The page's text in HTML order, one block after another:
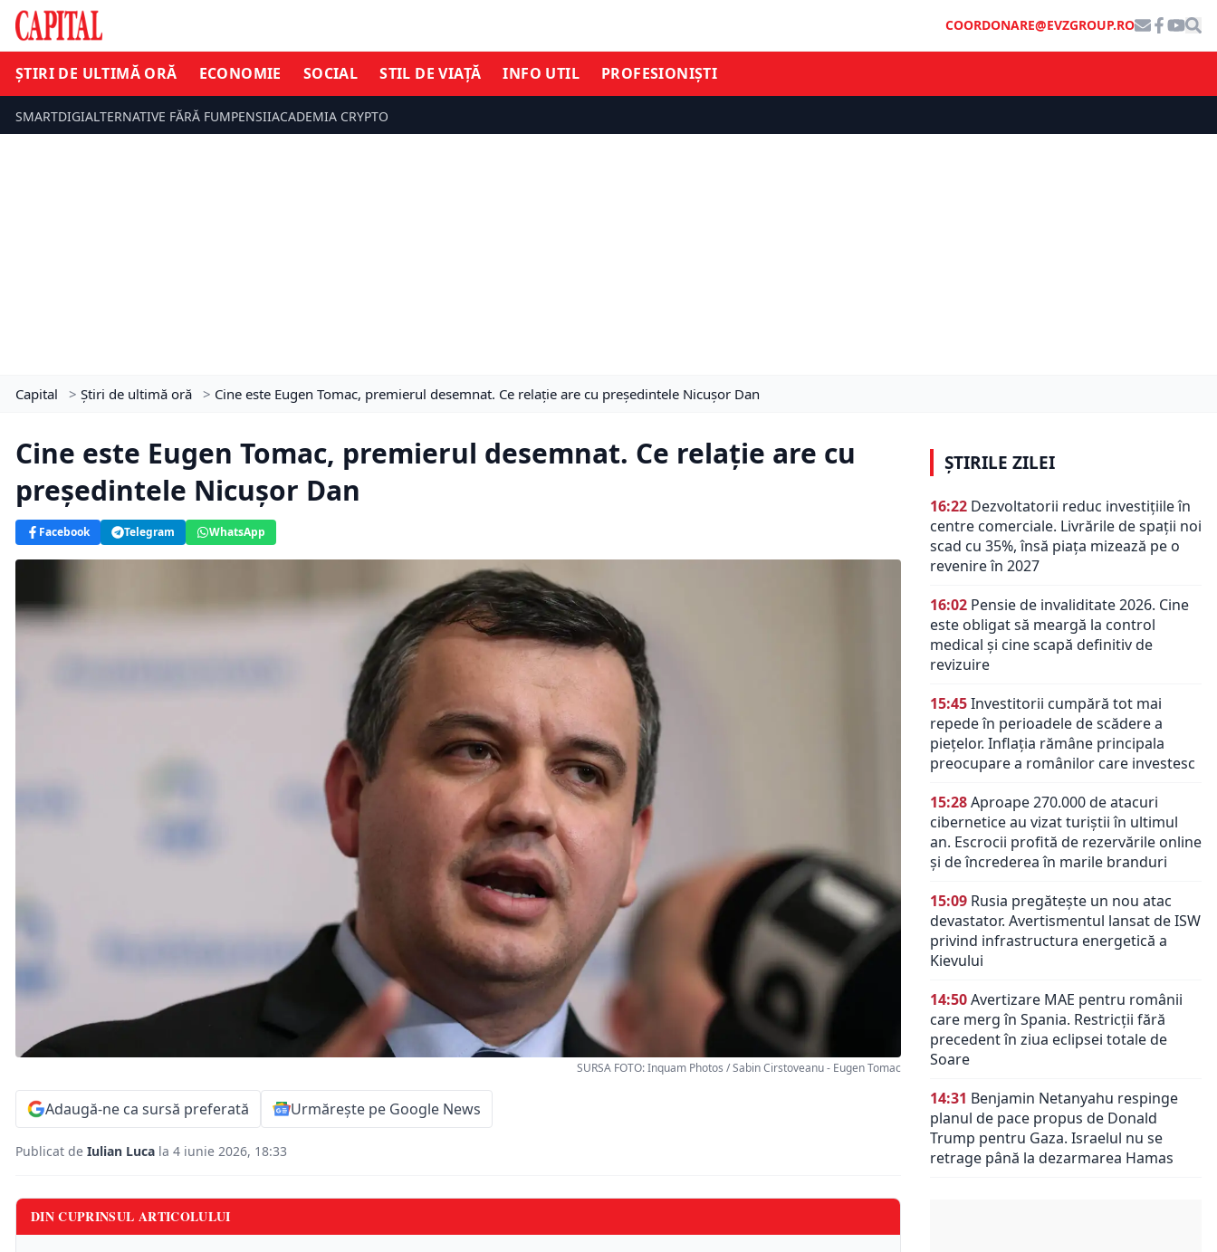
COORDONARE@EVZGROUP.RO
ȘTIRI DE ULTIMĂ ORĂ ECONOMIE SOCIAL STIL DE VIAȚĂ INFO UTIL PROFESIONIȘTI
SMARTDIGIALTERNATIVE FĂRĂ FUMPENSIIACADEMIA CRYPTO
Capital > Știri de ultimă oră > Cine este Eugen Tomac, premierul desemnat. Ce relație are cu președintele Nicușor Dan
Cine este Eugen Tomac, premierul desemnat. Ce relație are cu
președintele Nicușor Dan
Facebook Telegram WhatsApp
SURSA FOTO: Inquam Photos / Sabin Cirstoveanu - Eugen Tomac
Adaugă-ne ca sursă preferată Urmărește pe Google News
Publicat de Iulian Luca la 4 iunie 2026, 18:33
DIN CUPRINSUL ARTICOLULUI
ȘTIRILE ZILEI
16:22 Dezvoltatorii reduc investițiile în
centre comerciale. Livrările de spații noi
scad cu 35%, însă piața mizează pe o
revenire în 2027
16:02 Pensie de invaliditate 2026. Cine
este obligat să meargă la control
medical și cine scapă definitiv de
revizuire
15:45Investitorii cumpără tot mai
repede în perioadele de scădere a
piețelor. Inflația rămâne principala
preocupare a românilor care investesc
15:28Aproape 270.000 de atacuri
cibernetice au vizat turiștii în ultimul
an. Escrocii profită de rezervările online
și de încrederea în marile branduri
15:09 Rusia pregătește un nou atac
devastator. Avertismentul lansat de ISW
privind infrastructura energetică a
Kievului
14:50Avertizare MAE pentru românii
care merg în Spania. Restricții fără
precedent în ziua eclipsei totale de
Soare
14:31 Benjamin Netanyahu respinge
planul de pace propus de Donald
Trump pentru Gaza. Israelul nu se
retrage până la dezarmarea Hamas